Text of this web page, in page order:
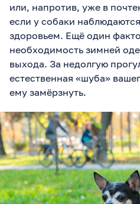
или, напротив, уже в
если у собаки
здоровьем. Ещё один
необходимость зимней
выхода. За недолгую
естественная «шуба»
ему замёрзнуть.